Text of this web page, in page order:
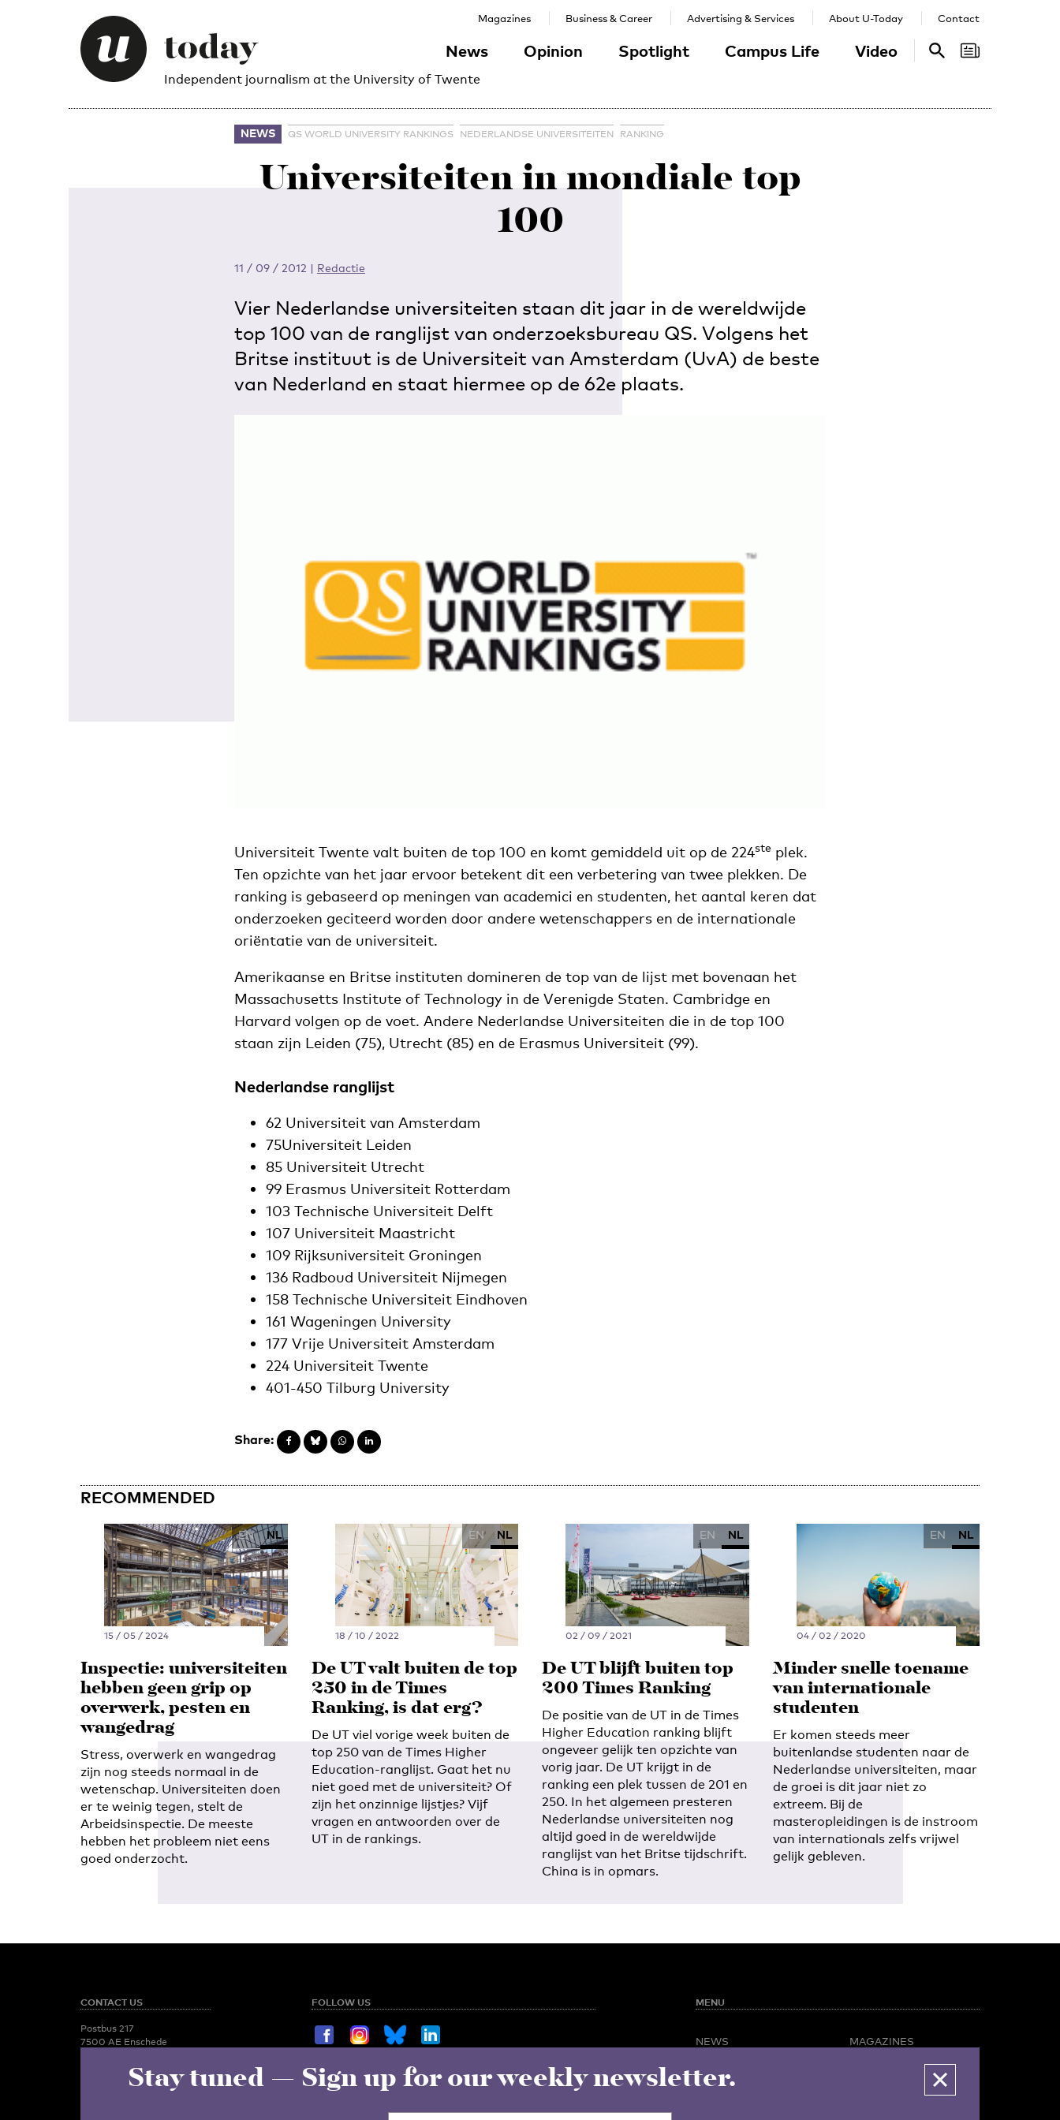
Independent journalism at the University of Twente
News Opinion Spotlight Campus Life Video
Magazines Business & Career Advertising & Services About U-Today Contact
Search
NEWS QS WORLD UNIVERSITY RANKINGS NEDERLANDSE UNIVERSITEITEN RANKING
Universiteiten in mondiale top
100
11 / 09 / 2012 | Redactie
Vier Nederlandse universiteiten staan dit jaar in de wereldwijde
top 100 van de ranglijst van onderzoeksbureau QS. Volgens het
Britse instituut is de Universiteit van Amsterdam (UvA) de beste
van Nederland en staat hiermee op de 62e plaats.
Universiteit Twente valt buiten de top 100 en komt gemiddeld uit op de 224ste plek.
Ten opzichte van het jaar ervoor betekent dit een verbetering van twee plekken. De
ranking is gebaseerd op meningen van academici en studenten, het aantal keren dat
onderzoeken geciteerd worden door andere wetenschappers en de internationale
oriëntatie van de universiteit.
Amerikaanse en Britse instituten domineren de top van de lijst met bovenaan het
Massachusetts Institute of Technology in de Verenigde Staten. Cambridge en
Harvard volgen op de voet. Andere Nederlandse Universiteiten die in de top 100
staan zijn Leiden (75), Utrecht (85) en de Erasmus Universiteit (99).
Nederlandse ranglijst
62 Universiteit van Amsterdam
75Universiteit Leiden
85 Universiteit Utrecht
99 Erasmus Universiteit Rotterdam
103 Technische Universiteit Delft
107 Universiteit Maastricht
109 Rijksuniversiteit Groningen
136 Radboud Universiteit Nijmegen
158 Technische Universiteit Eindhoven
161 Wageningen University
177 Vrije Universiteit Amsterdam
224 Universiteit Twente
401-450 Tilburg University
Share:
RECOMMENDED
EN NL
15 / 05 / 2024
Inspectie: universiteiten
hebben geen grip op
overwerk, pesten en
wangedrag
Stress, overwerk en wangedrag
zijn nog steeds normaal in de
wetenschap. Universiteiten doen
er te weinig tegen, stelt de
Arbeidsinspectie. De meeste
hebben het probleem niet eens
goed onderzocht.
EN NL
18 / 10 / 2022
De UT valt buiten de top
250 in de Times
Ranking, is dat erg?
De UT viel vorige week buiten de
top 250 van de Times Higher
Education-ranglijst. Gaat het nu
niet goed met de universiteit? Of
zijn het onzinnige lijstjes? Vijf
vragen en antwoorden over de
UT in de rankings.
EN NL
02 / 09 / 2021
De UT blijft buiten top
200 Times Ranking
De positie van de UT in de Times
Higher Education ranking blijft
ongeveer gelijk ten opzichte van
vorig jaar. De UT krijgt in de
ranking een plek tussen de 201 en
250. In het algemeen presteren
Nederlandse universiteiten nog
altijd goed in de wereldwijde
ranglijst van het Britse tijdschrift.
China is in opmars.
EN NL
04 / 02 / 2020
Minder snelle toename
van internationale
studenten
Er komen steeds meer
buitenlandse studenten naar de
Nederlandse universiteiten, maar
de groei is dit jaar niet zo
extreem. Bij de
masteropleidingen is de instroom
van internationals zelfs vrijwel
gelijk gebleven.
CONTACT US
Postbus 217
7500 AE Enschede
FOLLOW US
STAY TUNED Sign up for our weekly newsletter
MENU
NEWS
SPOTLIGHT
MAGAZINES
Stay tuned— Sign up for our weekly newsletter.